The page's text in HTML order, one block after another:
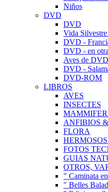
Niños
DVD
DVD
Vida
DVD -
DVD - en
Aves de DVD
DVD -
DVD-ROM
LIBROS
AVES
INSECTES
ANFIBIOS
FLORA
FOTOS
GUIAS
OTROS,
" Caminata
" Belles